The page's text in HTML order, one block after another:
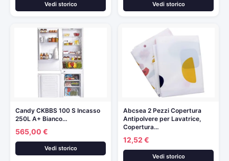
Vedi storico Vedi storico
Candy CKBBS 100 S Incasso
250L A+ Bianco…
565,00 €
Vedi storico
Abcsea 2 Pezzi Copertura
Antipolvere per Lavatrice,
Copertura…
12,52 €
Vedi storico